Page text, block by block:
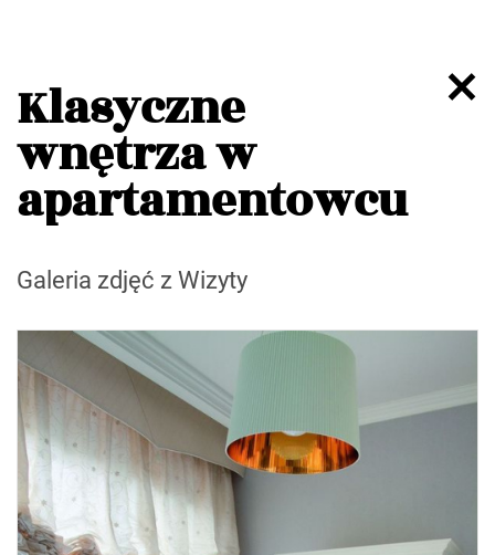
Klasyczne
wnętrza w
apartamentowcu
Galeria zdjęć z Wizyty